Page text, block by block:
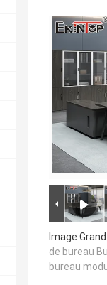
Image Grand
de bureau
bureau